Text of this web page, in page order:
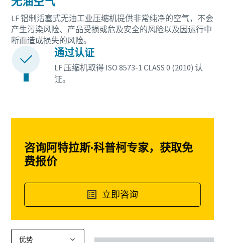
LF 铝制活塞式无油工业压缩机提供非常纯净的空气，不会
产生污染风险、产品受损或危及安全的风险以及因运行中
断而造成损失的风险。
通过认证
LF 压缩机取得 ISO 8573-1 CLASS 0 (2010) 认
证。
咨询阿特拉斯·科普柯专家，获取免
费报价
立即咨询